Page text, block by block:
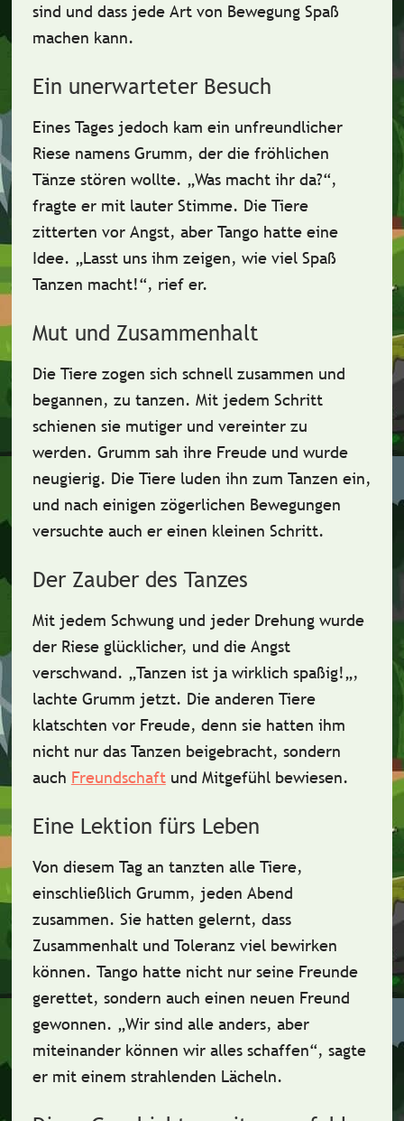
sind und dass jede Art von Bewegung Spaß
machen kann.
Ein unerwarteter Besuch
Eines Tages jedoch kam ein unfreundlicher
Riesenamens Grumm, der die fröhlichen
Tänze stören wollte. „Was macht ihr da?“,
fragte er mit lauter Stimme. Die Tiere
zitterten vor Angst, aber Tango hatte eine
Idee. „Lasst uns ihm zeigen, wie viel Spaß
Tanzen macht!“, rief er.
Mut und Zusammenhalt
Die Tiere zogen sich schnell zusammen und
begannen, zu tanzen. Mit jedem Schritt
schienen sie mutigerund vereinter zu
werden. Grumm sah ihre Freude und wurde
neugierig. Die Tiere luden ihn zum Tanzen ein,
und nach einigen zögerlichen Bewegungen
versuchte auch er einen kleinen Schritt.
Der Zauber des Tanzes
Mit jedem Schwung und jeder Drehung wurde
der Riese glücklicher, und die Angst
verschwand. „Tanzen ist ja wirklich spaßig!„,
lachte Grumm jetzt. Die anderen Tiere
klatschten vor Freude, denn sie hatten ihm
nicht nur das Tanzen beigebracht, sondern
auch Freundschaftund Mitgefühlbewiesen.
Eine Lektion fürs Leben
Von diesem Tag an tanzten alle Tiere,
einschließlich Grumm, jeden Abend
zusammen. Sie hatten gelernt, dass
Zusammenhaltund Toleranzviel bewirken
können. Tango hatte nicht nur seine Freunde
gerettet, sondern auch einen neuen Freund
gewonnen. „Wir sind alle anders, aber
miteinander können wir alles schaffen“, sagte
er mit einem strahlenden Lächeln.